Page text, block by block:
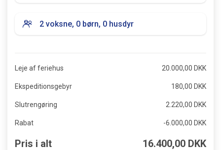
Leje af feriehus 20.000,00 DKK
Ekspeditionsgebyr 180,00 DKK
Slutrengøring 2.220,00 DKK
Rabat -6.000,00 DKK
Pris i alt 16.400,00 DKK